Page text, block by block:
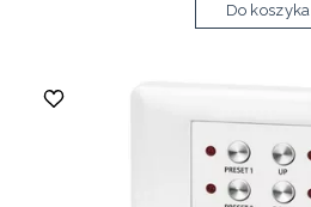
Do koszyka